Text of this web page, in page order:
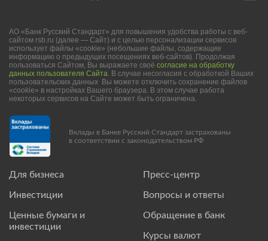
Для бизнеса
Инвестиции
Ценные бумаги и
инвестиции
Пресс-центр
Вопросы и ответы
Обращение в банк
Курсы валют
АО «Банк Русский Стандарт» для повышения удобства работы с веб-
сайтом rsb.ru (далее — Сайт) и с целью персонализации сервисов
использует файлы «cookie» (небольшие файлы, содержащие
информацию о предыдущих посещениях веб-сайтов). Продолжая
пользоваться Сайтом, Вы выражаете своё согласие на обработку
данных пользователя Сайта. В случае несогласия с обработкой Ваших
пользовательских данных Вы можете отключить сохранение файлов
«cookie» в настройках Вашего браузера. В этом случае работа
некоторых сервисов на Сайте может быть ограничена.
Вклады в Банке Русский Стандарт застрахованы
в соответствии с законодательством РФ